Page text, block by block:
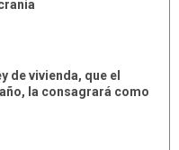
de vivienda, que el
la consagrará como